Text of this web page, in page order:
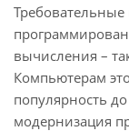
вычисления –
Компьютерам
популярность
модернизация